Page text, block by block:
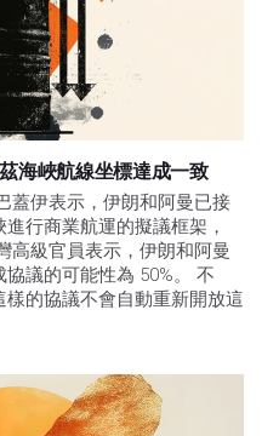
海峽航線坐標達成一致
蓋伊表示，伊朗和阿曼已接
行商業航運的擬議框架，
高級官員表示，伊朗和阿曼
議的可能性為 50%。 不
的協議不會自動重新開放這